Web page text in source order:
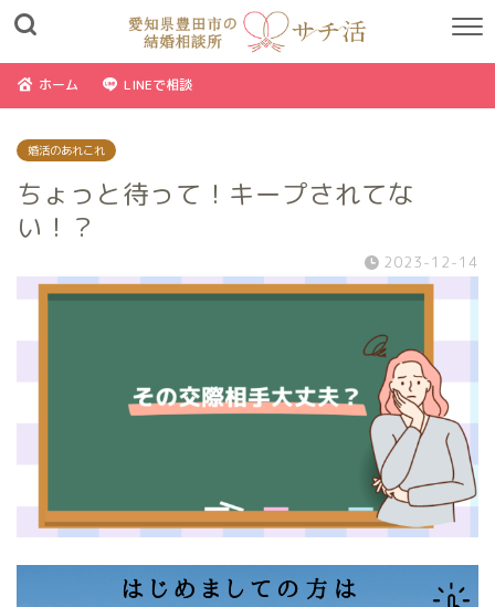
ホーム LINEで相談
婚活のあれこれ
ちょっと待って！キープされてな
い！？
2023-12-14